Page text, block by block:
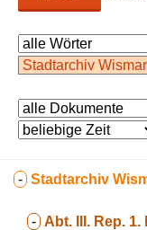
- Stadtarchiv
- Abt. III. Rep. 1.